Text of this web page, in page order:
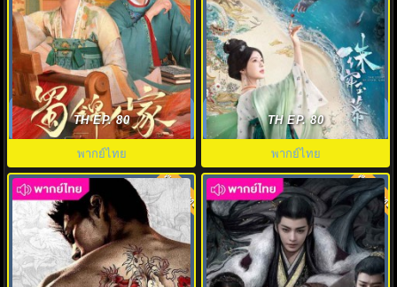
ต้นตํานานอาภรณ์จักรพรรดิ
Brocade Odyssey พากย์ไทย
EP.1-40
TH EP. 80
พากย์ไทย
The Story of Pearl Girl พากย์ไทย
เรื่องราวหญิงสาวอัญมณี EP.1-40
TH EP. 80
พากย์ไทย
7.0 พากย์ไทย 7.0 พากย์ไทย